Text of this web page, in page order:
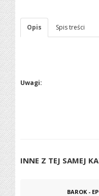
Opis Spis treści
Uwagi:
INNE Z TEJ SAMEJ
BAROK -